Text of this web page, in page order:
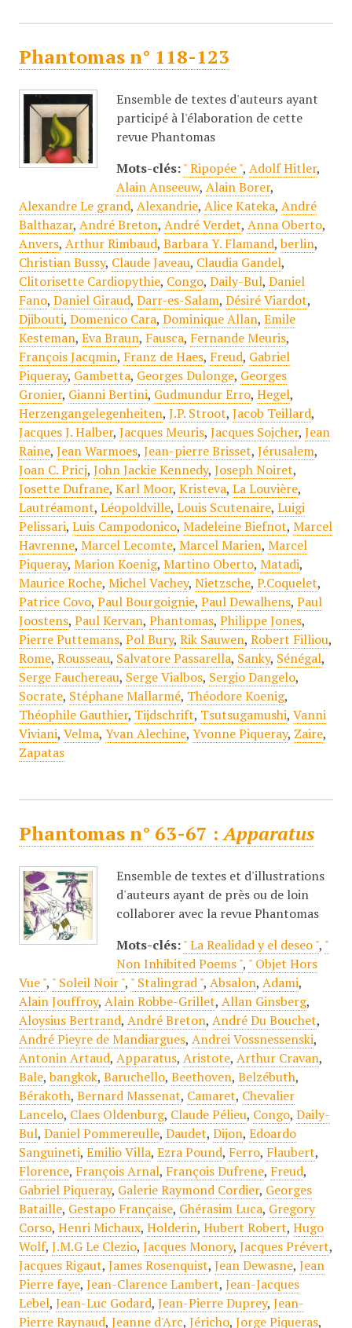
Phantomas n° 118-123
Ensemble de textes d'auteurs ayant
participé à l'élaboration de cette
revue Phantomas
Mots-clés: " Ripopée ", Adolf Hitler,
Alain Anseeuw, Alain Borer,
Alexandre Le grand, Alexandrie, Alice Kateka, André
Balthazar, André Breton, André Verdet, Anna Oberto,
Anvers, Arthur Rimbaud, Barbara Y. Flamand,berlin,
Christian Bussy, Claude Javeau, Claudia Gandel,
Clitorisette Cardiopythie, Congo, Daily-Bul, Daniel
Fano, Daniel Giraud, Darr-es-Salam, Désiré Viardot,
Djibouti, Domenico Cara, Dominique Allan, Emile
Kesteman, Eva Braun, Fausca, Fernande Meuris,
François Jacqmin, Franz de Haes, Freud, Gabriel
Piqueray, Gambetta, Georges Dulonge, Georges
Gronier, Gianni Bertini, Gudmundur Erro, Hegel,
Herzengangelegenheiten, J.P. Stroot, Jacob Teillard,
Jacques J. Halber, Jacques Meuris, Jacques Sojcher, Jean
Raine, Jean Warmoes, Jean-pierre Brisset, Jérusalem,
Joan C. Pricj, John Jackie Kennedy, Joseph Noiret,
Josette Dufrane, Karl Moor, Kristeva, La Louvière,
Lautréamont, Léopoldville, Louis Scutenaire, Luigi
Pelissari, Luis Campodonico, Madeleine Biefnot, Marcel
Havrenne, Marcel Lecomte, Marcel Marien, Marcel
Piqueray, Marion Koenig, Martino Oberto, Matadi,
Maurice Roche, Michel Vachey, Nietzsche, P.Coquelet,
Patrice Covo, Paul Bourgoignie, Paul Dewalhens, Paul
Joostens, Paul Kervan, Phantomas, Philippe Jones,
Pierre Puttemans, Pol Bury, Rik Sauwen, Robert Filliou,
Rome, Rousseau, Salvatore Passarella, Sanky, Sénégal,
Serge Fauchereau, Serge Vialbos, Sergio Dangelo,
Socrate, Stéphane Mallarmé, Théodore Koenig,
Théophile Gauthier, Tijdschrift, Tsutsugamushi, Vanni
Viviani, Velma, Yvan Alechine, Yvonne Piqueray, Zaire,
Zapatas
Phantomas n° 63-67 :Apparatus
Ensemble de textes et d'illustrations
d'auteurs ayant de près ou de loin
collaborer avec la revue Phantomas
Mots-clés: " La Realidad y el deseo ", "
Non Inhibited Poems ", " Objet Hors
Vue ", " Soleil Noir ", " Stalingrad ", Absalon, Adami,
Alain Jouffroy, Alain Robbe-Grillet, Allan Ginsberg,
Aloysius Bertrand, André Breton, André Du Bouchet,
André Pieyre de Mandiargues, Andrei Vossnessenski,
Antonin Artaud, Apparatus, Aristote, Arthur Cravan,
Bale,bangkok, Baruchello, Beethoven, Belzébuth,
Bérakoth, Bernard Massenat, Camaret, Chevalier
Lancelo, Claes Oldenburg, Claude Pélieu, Congo, Daily-
Bul, Daniel Pommereulle, Daudet, Dijon, Edoardo
Sanguineti, Emilio Villa, Ezra Pound, Ferro, Flaubert,
Florence, François Arnal, François Dufrene, Freud,
Gabriel Piqueray, Galerie Raymond Cordier, Georges
Bataille, Gestapo Française, Ghérasim Luca, Gregory
Corso, Henri Michaux, Holderin, Hubert Robert, Hugo
Wolf, J.M.G Le Clezio, Jacques Monory, Jacques Prévert,
Jacques Rigaut, James Rosenquist, Jean Dewasne, Jean
Pierre faye, Jean-Clarence Lambert, Jean-Jacques
Lebel, Jean-Luc Godard, Jean-Pierre Duprey, Jean-
Pierre Raynaud, Jeanne d'Arc, Jéricho, Jorge Piqueras,